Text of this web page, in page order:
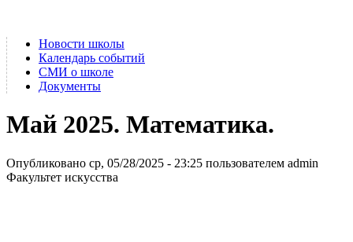
Новости школы
Календарь событий
СМИ о школе
Документы
Май 2025. Математика.
Опубликовано ср, 05/28/2025 - 23:25 пользователем admin
Факультет искусства